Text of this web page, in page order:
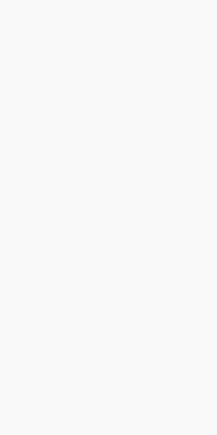
i funkcionalnost robe. Kupac pismeno ili
u roku od 14 dana da vraća proizvod,